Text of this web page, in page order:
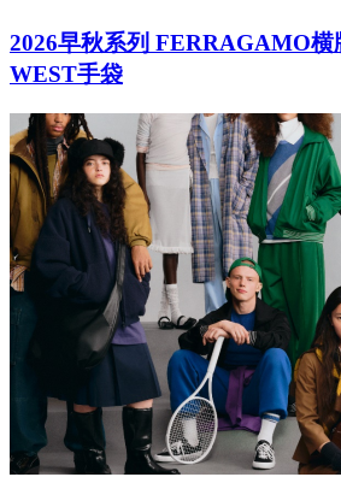
2026早秋系列 FERRAGAMO横
WEST手袋